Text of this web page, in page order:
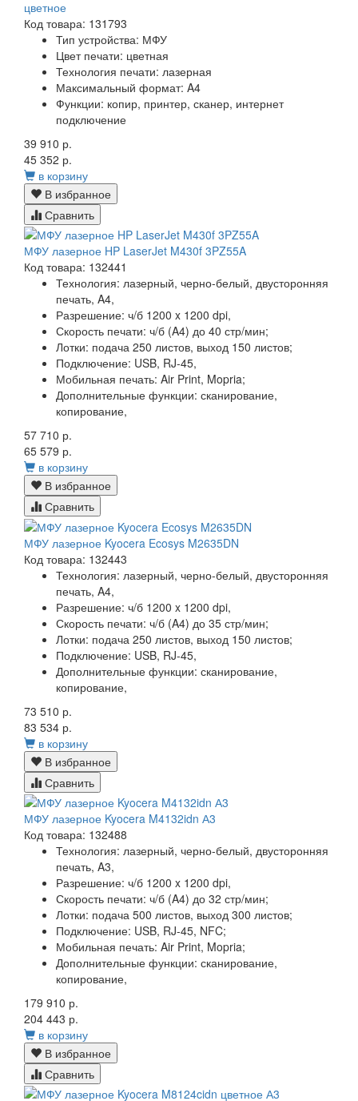
цветное
Код товара: 131793
Тип устройства: МФУ
Цвет печати: цветная
Технология печати: лазерная
Максимальный формат: A4
Функции: копир, принтер, сканер, интернет
подключение
39 910 р.
45 352 р.
в корзину
В избранное
Сравнить
МФУ лазерное HP LaserJet M430f 3PZ55A
Код товара: 132441
Технология: лазерный, черно-белый, двусторонняя
печать, A4,
Разрешение: ч/б 1200 x 1200 dpi,
Скорость печати: ч/б (A4) до 40 стр/мин;
Лотки: подача 250 листов, выход 150 листов;
Подключение: USB, RJ-45,
Мобильная печать: Air Print, Mopria;
Дополнительные функции: сканирование,
копирование,
57 710 р.
65 579 р.
в корзину
В избранное
Сравнить
МФУ лазерное Kyocera Ecosys M2635DN
Код товара: 132443
Технология: лазерный, черно-белый, двусторонняя
печать, A4,
Разрешение: ч/б 1200 x 1200 dpi,
Скорость печати: ч/б (A4) до 35 стр/мин;
Лотки: подача 250 листов, выход 150 листов;
Подключение: USB, RJ-45,
Дополнительные функции: сканирование,
копирование,
73 510 р.
83 534 р.
в корзину
В избранное
Сравнить
МФУ лазерное Kyocera M4132idn А3
Код товара: 132488
Технология: лазерный, черно-белый, двусторонняя
печать, A3,
Разрешение: ч/б 1200 x 1200 dpi,
Скорость печати: ч/б (A4) до 32 стр/мин;
Лотки: подача 500 листов, выход 300 листов;
Подключение: USB, RJ-45, NFC;
Мобильная печать: Air Print, Mopria;
Дополнительные функции: сканирование,
копирование,
179 910 р.
204 443 р.
в корзину
В избранное
Сравнить